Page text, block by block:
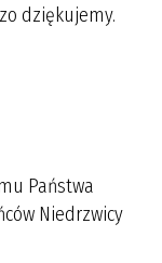
dziękujemy.
Państwa
Niedrzwicy